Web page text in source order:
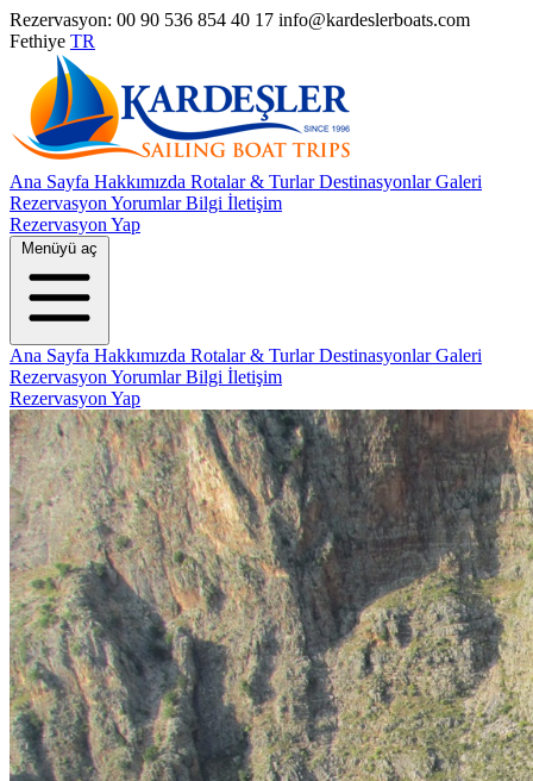
Rezervasyon: 00 90 536 854 40 17 info@kardeslerboats.com
Fethiye TR
Ana Sayfa Hakkımızda Rotalar & TurlarDestinasyonlarGaleri
Rezervasyon YorumlarBilgi İletişim
Rezervasyon Yap
Menüyü aç
Ana Sayfa Hakkımızda Rotalar & TurlarDestinasyonlarGaleri
Rezervasyon YorumlarBilgi İletişim
Rezervasyon Yap